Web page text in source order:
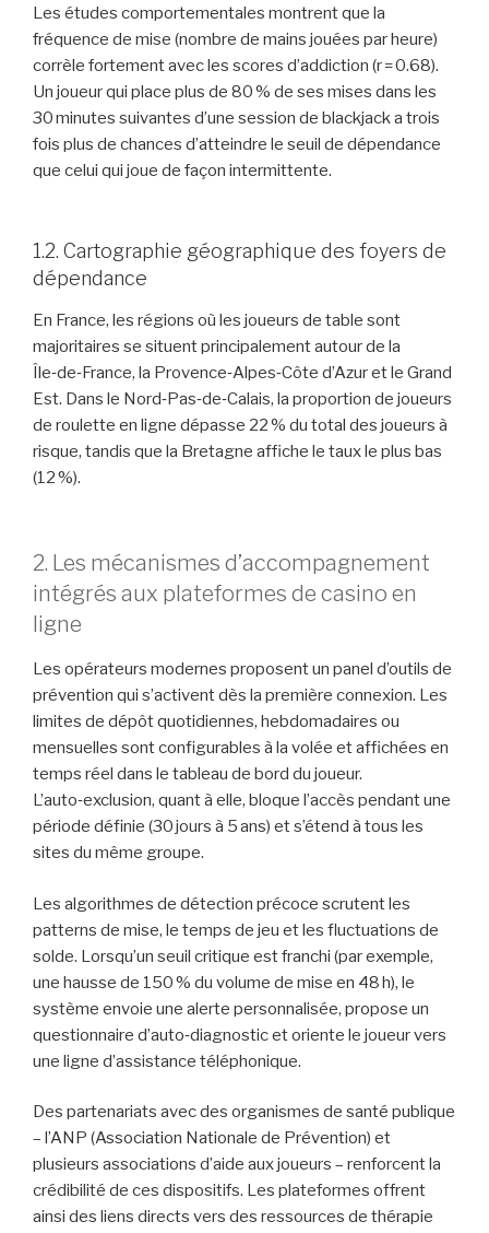
Les études comportementales montrent que la
fréquence de mise (nombre de mains jouées par heure)
corrèle fortement avec les scores d’addiction (r = 0.68).
Un joueur qui place plus de 80 % de ses mises dans les
30 minutes suivantes d’une session de blackjack a trois
fois plus de chances d’atteindre le seuil de dépendance
que celui qui joue de façon intermittente.
1.2. Cartographie géographique des foyers de
dépendance
En France, les régions où les joueurs de table sont
majoritaires se situent principalement autour de la
Île‑de‑France, la Provence‑Alpes‑Côte d’Azur et le Grand
Est. Dans le Nord‑Pas‑de‑Calais, la proportion de joueurs
de roulette en ligne dépasse 22 % du total des joueurs à
risque, tandis que la Bretagne affiche le taux le plus bas
(12 %).
2. Les mécanismes d’accompagnement
intégrés aux plateformes de casino en
ligne
Les opérateurs modernes proposent un panel d’outils de
prévention qui s’activent dès la première connexion. Les
limites de dépôt quotidiennes, hebdomadaires ou
mensuelles sont configurables à la volée et affichées en
temps réel dans le tableau de bord du joueur.
L’auto‑exclusion, quant à elle, bloque l’accès pendant une
période définie (30 jours à 5 ans) et s’étend à tous les
sites du même groupe.
Les algorithmes de détection précoce scrutent les
patterns de mise, le temps de jeu et les fluctuations de
solde. Lorsqu’un seuil critique est franchi (par exemple,
une hausse de 150 % du volume de mise en 48 h), le
système envoie une alerte personnalisée, propose un
questionnaire d’auto‑diagnostic et oriente le joueur vers
une ligne d’assistance téléphonique.
Des partenariats avec des organismes de santé publique
– l’ANP (Association Nationale de Prévention) et
plusieurs associations d’aide aux joueurs – renforcent la
crédibilité de ces dispositifs. Les plateformes offrent
ainsi des liens directs vers des ressources de thérapie